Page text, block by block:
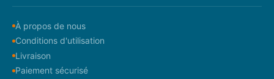
À propos de nous
Conditions d'utilisation
Livraison
Paiement sécurisé